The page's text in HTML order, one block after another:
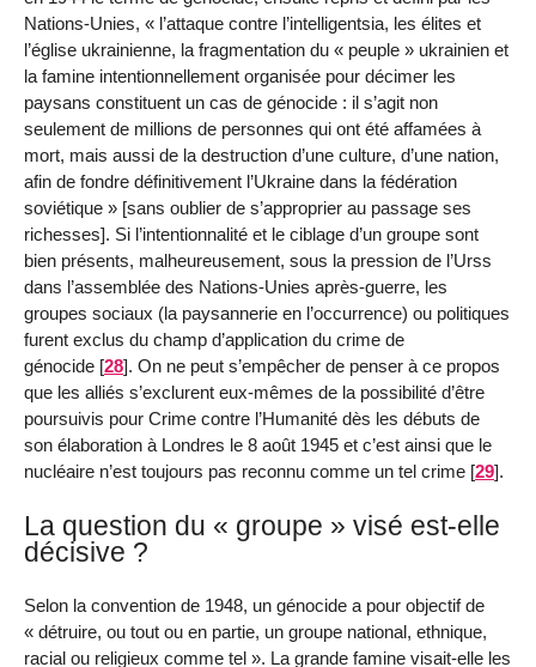
Nations-Unies, « l’attaque contre l’intelligentsia, les élites et
l’église ukrainienne, la fragmentation du « peuple » ukrainien et
la famine intentionnellement organisée pour décimer les
paysans constituent un cas de génocide : il s’agit non
seulement de millions de personnes qui ont été affamées à
mort, mais aussi de la destruction d’une culture, d’une nation,
afin de fondre définitivement l’Ukraine dans la fédération
soviétique » [sans oublier de s’approprier au passage ses
richesses]. Si l’intentionnalité et le ciblage d’un groupe sont
bien présents, malheureusement, sous la pression de l’Urss
dans l’assemblée des Nations-Unies après-guerre, les
groupes sociaux (la paysannerie en l’occurrence) ou politiques
furent exclus du champ d’application du crime de
génocide [28]. On ne peut s’empêcher de penser à ce propos
que les alliés s’exclurent eux-mêmes de la possibilité d’être
poursuivis pour Crime contre l’Humanité dès les débuts de
son élaboration à Londres le 8 août 1945 et c’est ainsi que le
nucléaire n’est toujours pas reconnu comme un tel crime [29].
La question du « groupe » visé est-elle
décisive ?
Selon la convention de 1948, un génocide a pour objectif de
« détruire, ou tout ou en partie, un groupe national, ethnique,
racial ou religieux comme tel ». La grande famine visait-elle les